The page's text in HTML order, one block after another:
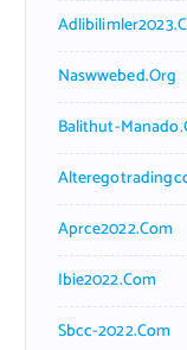
Naswwebed.org
Balithut-
Aprce2022.com
Ibie2022.com
Sbcc-2022.com